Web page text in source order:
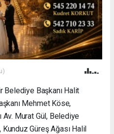
Belediye Başkanı Halit
Mehmet Köse,
Murat Gül, Belediye
Güreş Ağası Halil